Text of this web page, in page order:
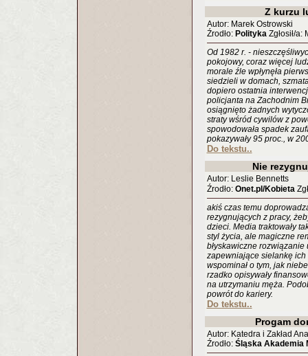
Z kurzu
Autor: Marek Ostrowski
Źrodło: PolitykaZgłosił/a:
Od 1982 r. -
pokojowy, coraz więcej
morale źle wpłynęła
siedzieli w domach,
dopiero ostatnia
policjanta na Zachodnim
osiągnięto żadnych
straty wśród cywilów z
spowodowała spadek
pokazywały 95 proc., w
Do tekstu..
Nie
Autor: Leslie Bennetts
Źrodło: Onet.pl/Kobieta
akiś czas temu
rezygnujących z pracy,
dzieci. Media traktowały
styl życia, ale magiczne
błyskawiczne
zapewniające sielankę
wspominał o tym, jak
rzadko opisywały
na utrzymaniu męża.
powrót do kariery.
Do tekstu..
Progam
Autor: Katedra i Zakład
Źrodło: Śląska Akademia